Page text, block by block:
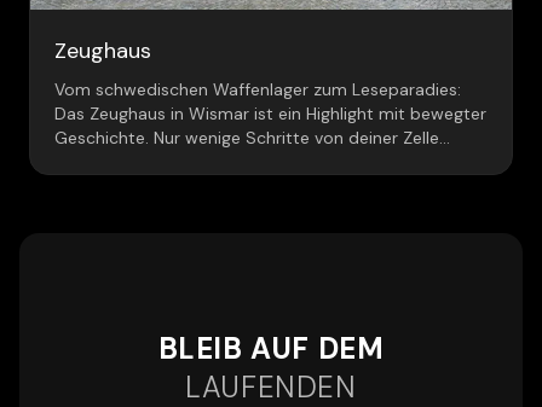
Zeughaus
Vom schwedischen Waffenlager zum Leseparadies:
Das Zeughaus in Wismar ist ein Highlight mit bewegter
Geschichte. Nur wenige Schritte von deiner Zelle
BLEIB AUF DEM
LAUFENDEN